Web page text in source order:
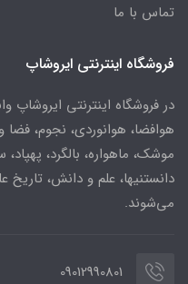
تماس با ما
فروشگاه اینترنتی ایروشاپ
در فروشگاه اینترنتی ایروشاپ
هوافضا، هوانوردی، نجوم، فضا
موشک، ماهواره، بالگرد، پهپاد،
دانستنیها، علم و دانش،
می‌شوند.
09012990801